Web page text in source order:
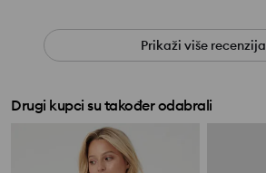
Prikaži više recenzija
Drugi kupci su također odabrali